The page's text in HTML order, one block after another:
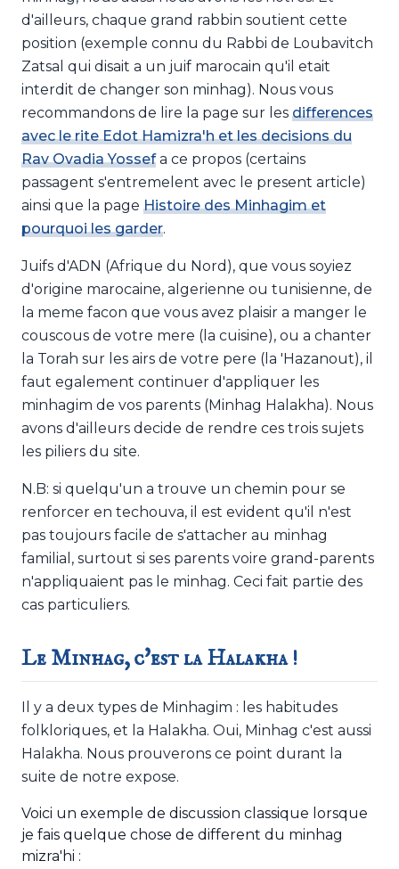
d'ailleurs, chaque grand rabbin soutient cette
position (exemple connu du Rabbi de Loubavitch
Zatsal qui disait a un juif marocain qu'il etait
interdit de changer son minhag). Nous vous
recommandons de lire la page sur les differences
avec le rite Edot Hamizra'h et les decisions du
Rav Ovadia Yossefa ce propos (certains
passagent s'entremelent avec le present article)
ainsi que la page Histoire des Minhagim et
pourquoi les garder.
Juifs d'ADN (Afrique du Nord), que vous soyiez
d'origine marocaine, algerienne ou tunisienne, de
la meme facon que vous avez plaisir a manger le
couscous de votre mere (la cuisine), ou a chanter
la Torah sur les airs de votre pere (la 'Hazanout), il
faut egalement continuer d'appliquer les
minhagim de vos parents (Minhag Halakha). Nous
avons d'ailleurs decide de rendre ces trois sujets
les piliers du site.
N.B: si quelqu'un a trouve un chemin pour se
renforcer en techouva, il est evident qu'il n'est
pas toujours facile de s'attacher au minhag
familial, surtout si ses parents voire grand-parents
n'appliquaient pas le minhag. Ceci fait partie des
cas particuliers.
Le Minhag, c'est la Halakha !
Il y a deux types de Minhagim : les habitudes
folkloriques, et la Halakha. Oui, Minhag c'est aussi
Halakha. Nous prouverons ce point durant la
suite de notre expose.
Voici un exemple de discussion classique lorsque
je fais quelque chose de different du minhag
mizra'hi :